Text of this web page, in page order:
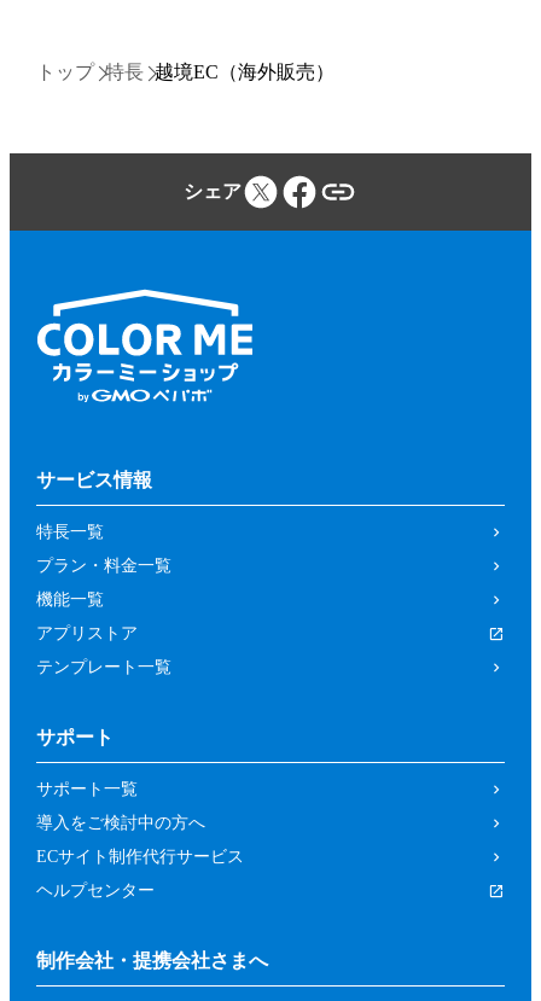
トップ 特長 越境EC（海外販売）
シェア
サービス情報
特長一覧
プラン・料金一覧
機能一覧
アプリストア
テンプレート一覧
サポート
サポート一覧
導入をご検討中の方へ
ECサイト制作代行サービス
ヘルプセンター
制作会社・提携会社さまへ